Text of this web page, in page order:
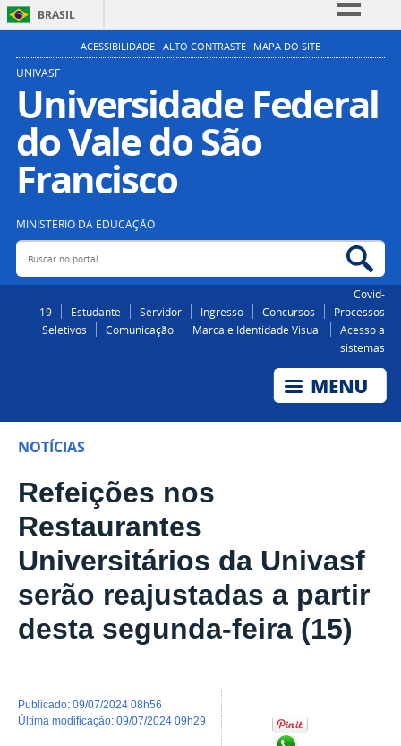
BRASIL
Simplifique!
Participe
Acesso à informação
Legislação
ACESSIBILIDADE ALTO CONTRASTE MAPA DO SITE
UNIVASF
Universidade Federal
do Vale do São
Francisco
MINISTÉRIO DA EDUCAÇÃO
Buscar no portal
Covid-
19
Estudante Servidor Ingresso Concursos
Processos
Seletivos
Comunicação Marca e Identidade Visual
Acesso a
sistemas
NOTÍCIAS
Refeições nos
Restaurantes
Universitários da Univasf
serão reajustadas a partir
desta segunda-feira (15)
publicado: 09/07/2024 08h56
última modificação: 09/07/2024 09h29